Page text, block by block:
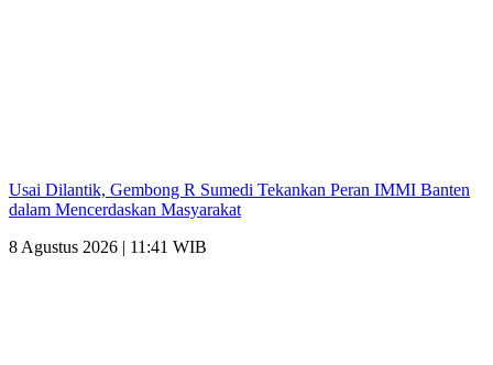
Usai Dilantik, Gembong R Sumedi Tekankan Peran IMMI Banten
dalam Mencerdaskan Masyarakat
8 Agustus 2026 | 11:41 WIB